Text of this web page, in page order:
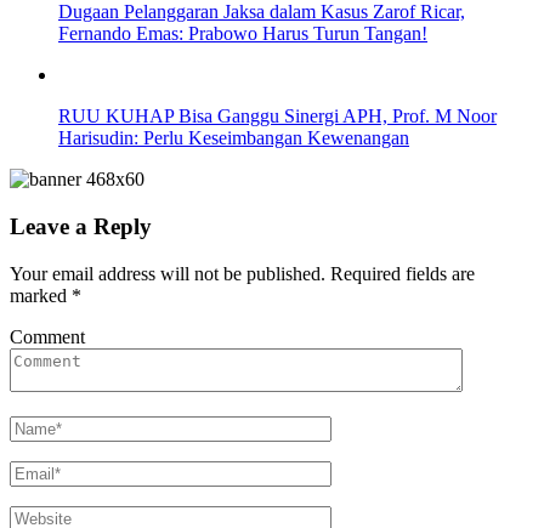
Dugaan Pelanggaran Jaksa dalam Kasus Zarof Ricar,
Fernando Emas: Prabowo Harus Turun Tangan!
RUU KUHAP Bisa Ganggu Sinergi APH, Prof. M Noor
Harisudin: Perlu Keseimbangan Kewenangan
Leave a Reply
Your email address will not be published. Required fields are
marked *
Comment